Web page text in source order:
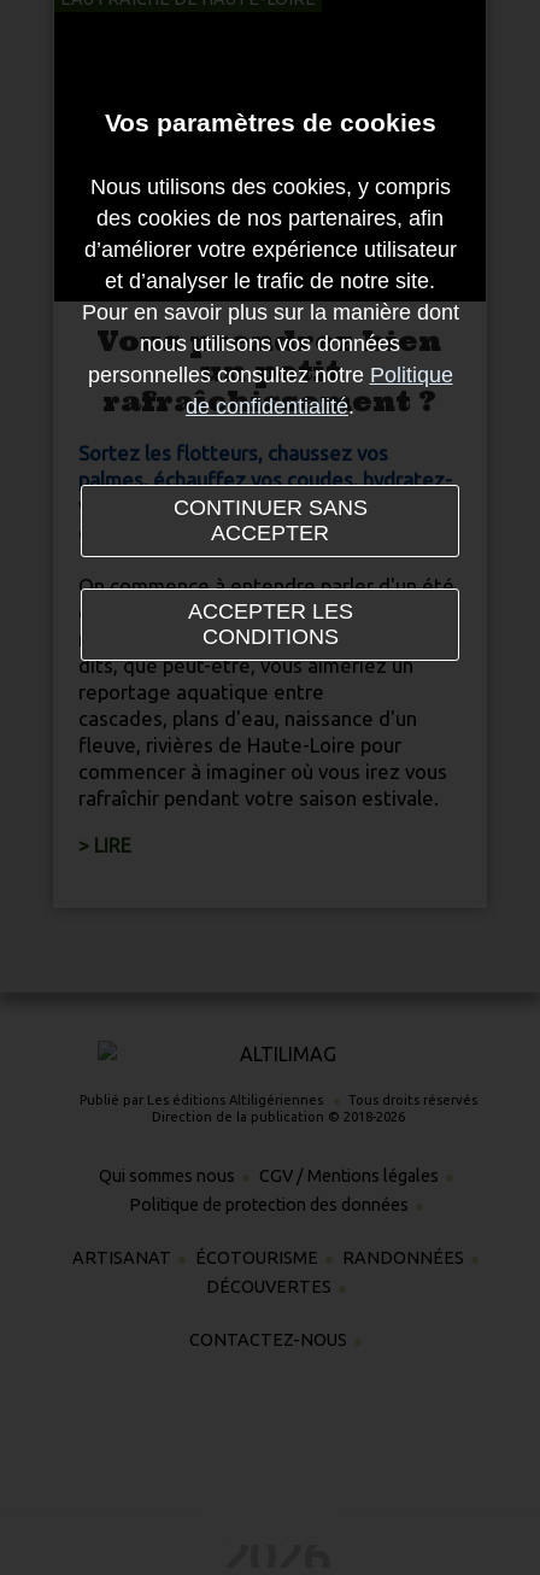
Vos paramètres de cookies
Nous utilisons des cookies, y compris
des cookies de nos partenaires, afin
d’améliorer votre expérience utilisateur
et d’analyser le trafic de notre site.
Pour en savoir plus sur la manière dont
nous utilisons vos données
personnelles consultez notre Politique
de confidentialité.
CONTINUER SANS
ACCEPTER
ACCEPTER LES
CONDITIONS
Vous prendrez bien
un petit
rafraîchissement ?
Sortez les flotteurs, chaussez vos
palmes, échauffez vos coudes, hydratez-
vous,
désaltérez-vous enHaute-Loire
On commence à entendre parler d'un été
qui sera sec et chaud sur la plupart des
régions de France. Nous nous sommes
dits, que peut-être, vous aimeriez un
reportage aquatique entre
cascades, plans d'eau, naissance d'un
fleuve, rivières de Haute-Loire pour
commencer à imaginer où vous irez vous
rafraîchir pendant votre saison estivale.
> LIRE
Publié par Les éditions Altiligériennes
Tous droits réservés
Direction de la publication © 2018-2026
Qui sommes nous
CGV / Mentions légales
Politique de protection des données
ARTISANAT ÉCOTOURISME
RANDONNÉES
DÉCOUVERTES
CONTACTEZ-NOUS